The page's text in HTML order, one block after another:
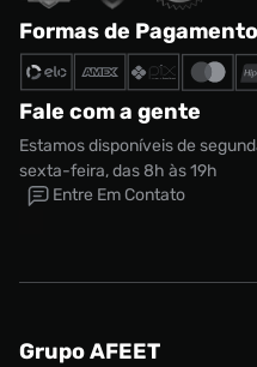
Formas de Pagamento
Fale com a gente
Estamos disponíveis de
sexta-feira, das 8h às 19h
Entre Em Contato
Grupo AFEET